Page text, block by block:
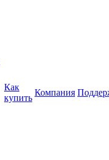
Как
купить
Компания